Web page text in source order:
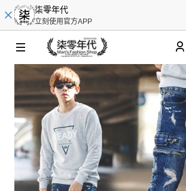
柒零年代
立刻使用官方APP